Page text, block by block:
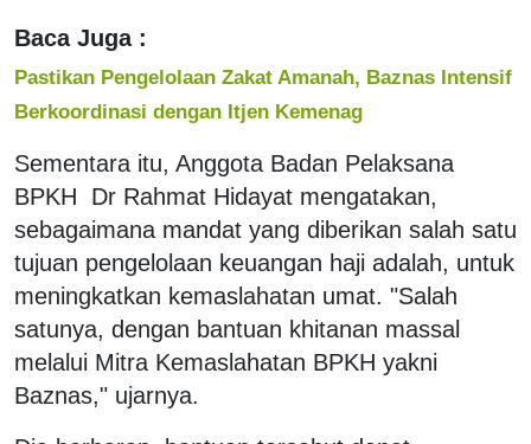
Baca Juga :
Pastikan Pengelolaan Zakat Amanah, Baznas Intensif
Berkoordinasi dengan Itjen Kemenag
Sementara itu, Anggota Badan Pelaksana
BPKH Dr Rahmat Hidayat mengatakan,
sebagaimana mandat yang diberikan salah satu
tujuan pengelolaan keuangan haji adalah, untuk
meningkatkan kemaslahatan umat. "Salah
satunya, dengan bantuan khitanan massal
melalui Mitra Kemaslahatan BPKH yakni
Baznas," ujarnya.